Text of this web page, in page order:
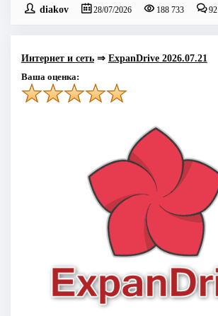
diakov 28/07/2026 188 733 92
Интернет и сеть⇒ ExpanDrive 2026.07.21
Ваша оценка: